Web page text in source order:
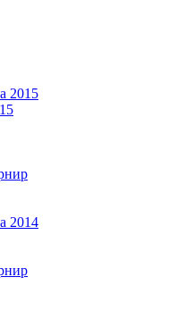
2015
2014